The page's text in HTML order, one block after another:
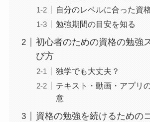
自分のレベルに合った資
勉強期間の目安を知る
初心者のための資格の勉強
び方
独学でも大丈夫？
テキスト・動画・アプリ
意
資格の勉強を続けるための